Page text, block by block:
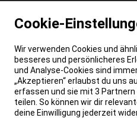
Cookie-
Wir verwenden Cookies und
besseres und persönlicheres
und Analyse-Cookies sind
„Akzeptieren“ erlaubst du uns
erfassen und sie mit 3
teilen. So können wir dir
deine Einwilligung jederzeit